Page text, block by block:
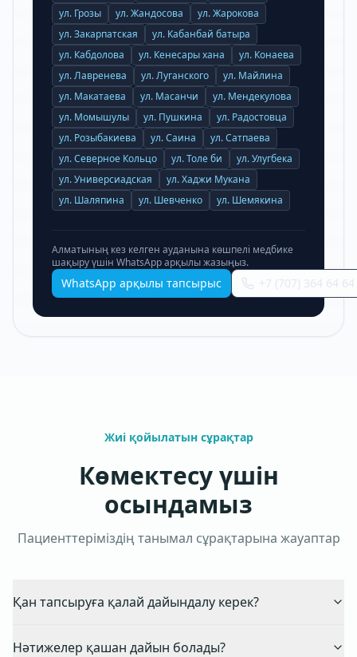
ул. Грозы
ул. Жандосова
ул. Жарокова
ул. Закарпатская
ул. Кабанбай батыра
ул. Кабдолова
ул. Кенесары хана
ул. Конаева
ул. Лавренева
ул. Луганского
ул. Майлина
ул. Макатаева
ул. Масанчи
ул. Мендекулова
ул. Момышулы
ул. Пушкина
ул. Радостовца
ул. Розыбакиева
ул. Саина
ул. Сатпаева
ул. Северное Кольцо
ул. Толе би
ул. Улугбека
ул. Универсиадская
ул. Хаджи Мукана
ул. Шаляпина
ул. Шевченко ул. Шемякина
Алматының кез келген ауданына көшпелі медбике
шақыру үшін WhatsApp арқылы жазыңыз.
WhatsApp арқылы тапсырыс +7 (707) 364 64 64
Жиі қойылатын сұрақтар
Көмектесу үшін
осындамыз
Пациенттеріміздің танымал сұрақтарына жауаптар
Қан тапсыруға қалай дайындалу керек?
Нәтижелер қашан дайын болады?